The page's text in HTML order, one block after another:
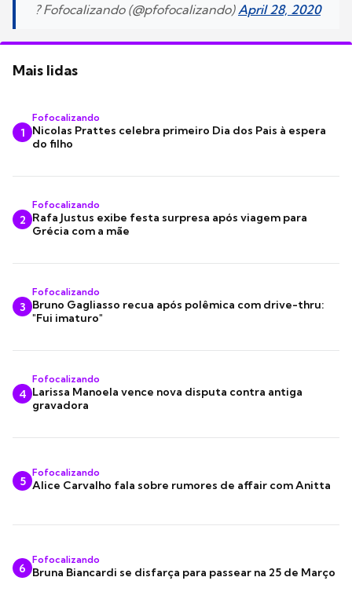
? Fofocalizando (@pfofocalizando) April 28, 2020
Mais lidas
1
Fofocalizando
Nicolas Prattes celebra primeiro Dia dos Pais à espera
do filho
2
Fofocalizando
Rafa Justus exibe festa surpresa após viagem para
Grécia com a mãe
3
Fofocalizando
Bruno Gagliasso recua após polêmica com drive-thru:
"Fui imaturo"
4
Fofocalizando
Larissa Manoela vence nova disputa contra antiga
gravadora
5
Fofocalizando
Alice Carvalho fala sobre rumores de affair com Anitta
6
Fofocalizando
Bruna Biancardi se disfarça para passear na 25 de Março